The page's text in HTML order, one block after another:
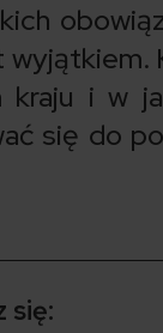
kraju i w
się do
się: